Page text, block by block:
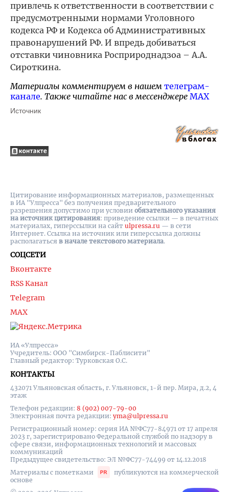
привлечь к ответственности в соответствии с
предусмотренными нормами Уголовного
кодекса РФ и Кодекса об Административных
правонарушений РФ. И впредь добиваться
отставки чиновника Росприроднадзоа – А.А.
Сироткина.
Материалы комментируем в нашем телеграм-
канале. Также читайте нас в мессенджере MAX
Источник
ИА «Улпресса»
Учредитель: ООО "Симбирск-Паблисити"
Главный редактор: Турковская О.С.
КОНТАКТЫ
432071 Ульяновская область, г. Ульяновск, 1-й пер. Мира, д.2, 4
этаж
Телефон редакции: 8 (902) 007-79-00
Электронная почта редакции: yma@ulpressa.ru
Регистрационный номер: серия ИА №ФС77-84971 от 17 апреля
2023 г, зарегистрировано Федеральной службой по надзору в
сфере связи, информационных технологий и массовых
коммуникаций
Предыдущее свидетельство: ЭЛ №ФС77-74499 от 14.12.2018
Материалы с пометками
публикуются на коммерческой
основе
СОЦСЕТИ
Вконтакте
RSS Канал
Telegram
MAX
Цитирование информационных материалов, размещенных
в ИА "Улпресса" без получения предварительного
разрешения допустимо при условии обязательного указания
на источник цитирования: приведение ссылки — в печатных
материалах, гиперссылки на cайт ulpressa.ru — в сети
Интернет. Ссылка на источник или гиперссылка должны
располагаться в начале текстового материала.